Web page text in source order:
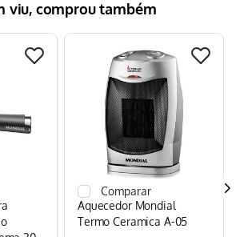
viu, comprou também
Aquecedor Mondial
Termo Ceramica A-05